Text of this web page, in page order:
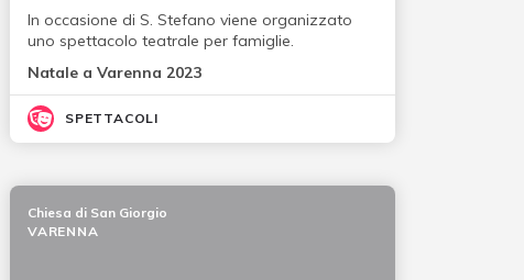
In occasione di S. Stefano viene organizzato
uno spettacolo teatrale per famiglie.
Natale a Varenna 2023
SPETTACOLI
Chiesa di San Giorgio
VARENNA